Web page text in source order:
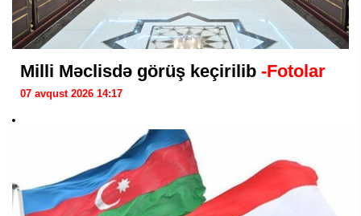
Milli Məclisdə görüş keçirilib -Fotolar
07 avqust 2026 14:17